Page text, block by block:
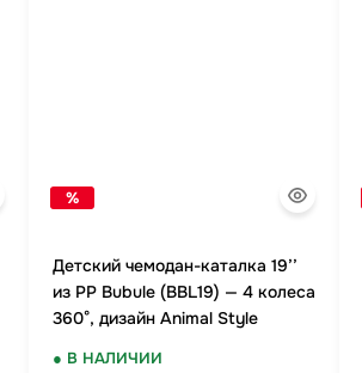
%
Детский чемодан-каталка 19’’
из PP Bubule (BBL19) — 4 колеса
360°, дизайн Animal Style
● В НАЛИЧИИ